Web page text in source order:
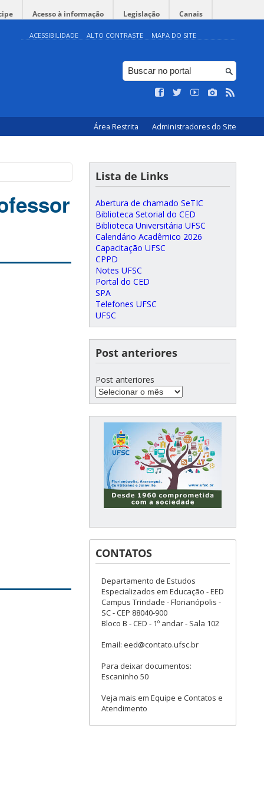
Acesso à informação Legislação Canais
ACESSIBILIDADE ALTO CONTRASTE MAPA DO SITE
Área Restrita Administradores do Site
Lista de Links
Abertura de chamado SeTIC
Biblioteca Setorial do CED
Biblioteca Universitária UFSC
Calendário Acadêmico 2026
Capacitação UFSC
CPPD
Notes UFSC
Portal do CED
SPA
Telefones UFSC
UFSC
Post anteriores
Post anteriores
CONTATOS
Departamento de Estudos
Especializados em Educação - EED
Campus Trindade - Florianópolis -
SC - CEP 88040-900
Bloco B - CED - 1º andar - Sala 102
Email: eed@contato.ufsc.br
Para deixar documentos:
Escaninho 50
Veja mais em Equipe e Contatos e
Atendimento